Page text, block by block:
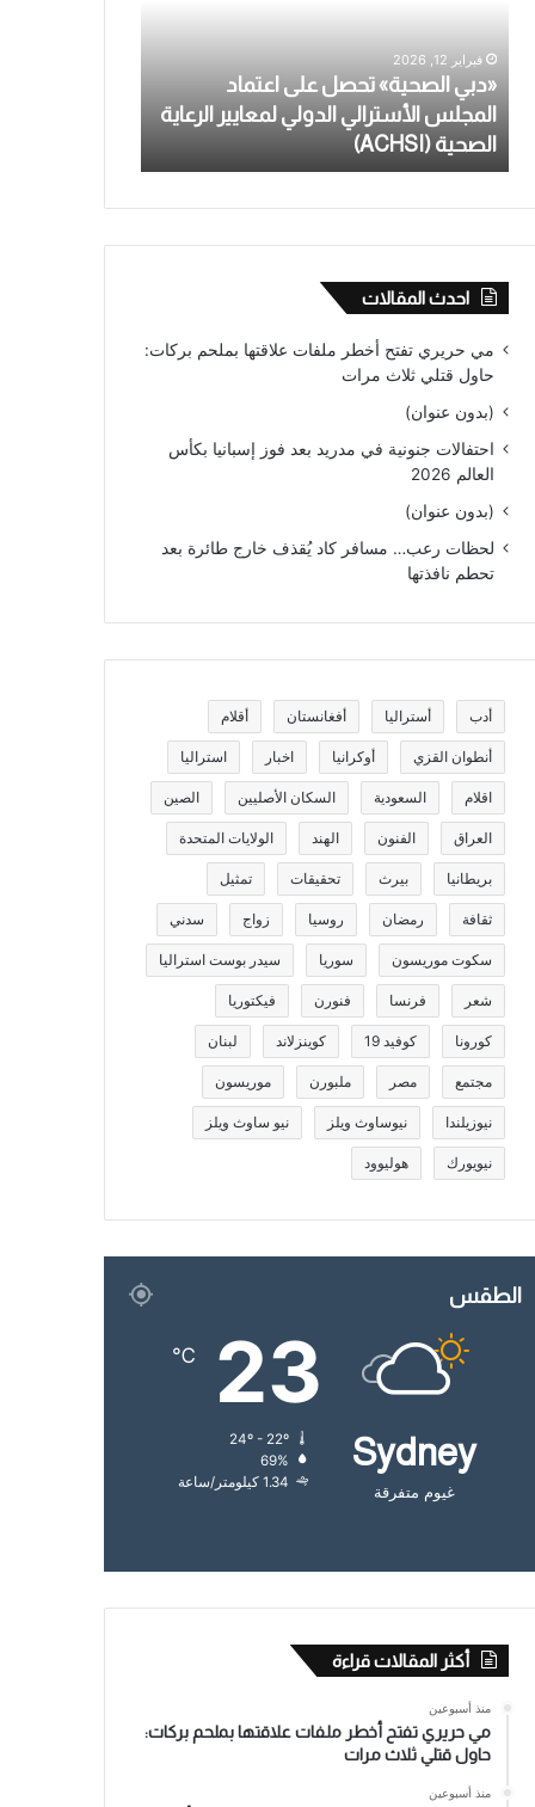
الأسترالي
الدولي
لمعايير
الرعاية
الصحية
فبراير 12, 2026
«دبي الصحية» تحصل على اعتماد
المجلس الأسترالي الدولي لمعايير الرعاية
الصحية (ACHSI)
لأكثر
احدث المقالات
مي حريري تفتح أخطر ملفات علاقتها بملحم بركات:
حاول قتلي ثلاث مرات
(بدون عنوان)
احتفالات جنونية في مدريد بعد فوز إسبانيا بكأس
العالم 2026
(بدون عنوان)
لحظات رعب… مسافر كاد يُقذف خارج طائرة بعد
تحطم نافذتها
أدب أستراليا أفغانستان أقلام
أنطوان القزي أوكرانيا اخبار استراليا
اقلام السعودية السكان الأصليين الصين
العراق الفنون الهند الولايات المتحدة
بريطانيا بيرث تحقيقات تمثيل
ثقافة رمضان روسيا زواج سدني
سكوت موريسون سوريا سيدر بوست استراليا
شعر فرنسا فنورن فيكتوريا
كورونا كوفيد 19 كوينزلاند لبنان
مجتمع مصر ملبورن موريسون
نيوزيلندا نيوساوث ويلز نيو ساوث ويلز
نيويورك هوليوود
الطقس
Sydney
غيوم متفرقة
23
℃
69%
1.34 كيلومتر/ساعة
أكثر المقالات قراءة
منذ أسبوعين
مي حريري تفتح أخطر ملفات علاقتها بملحم بركات:
حاول قتلي ثلاث مرات
منذ أسبوعين